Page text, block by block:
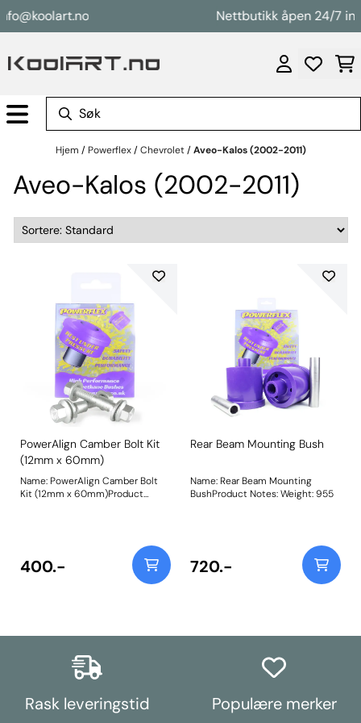
Hopp til innhold Nettbutikk åpen 24/7
Hjem / Powerflex/Chevrolet/Aveo-Kalos (2002-2011)
Aveo-Kalos (2002-2011)
PowerAlign Camber Bolt Kit
(12mm x 60mm)
Name: PowerAlign Camber Bolt
Kit (12mm x 60mm)Product
two-bolt fixing to the knuckle,
one positioned above the other,
allowing up to +/- 1.75 degrees of
adjustment. This kit contains 2
that you can make pit garage
using PowerAlign Camber Bolts.
Bush Size: M12 x 60mmWeight:
400.-
Rear Beam Mounting Bush
Name: Rear Beam Mounting
BushProduct Notes: Weight: 955
720.-
Rask leveringstid Populære merker